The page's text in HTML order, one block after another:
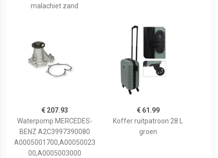
malachiet zand
€ 207.93
Waterpomp MERCEDES-
BENZ A2C3997390080
A0005001700,A00050023
00,A0005003000
€ 61.99
Koffer ruitpatroon 28 L
groen